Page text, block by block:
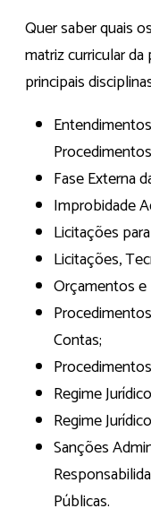
Quer saber quais
matriz curricular
principais
Fase Externa
Improbidade
Licitações
Licitações,
Orçamentos e
Contas;
Regime
Regime
Sanções
Públicas.